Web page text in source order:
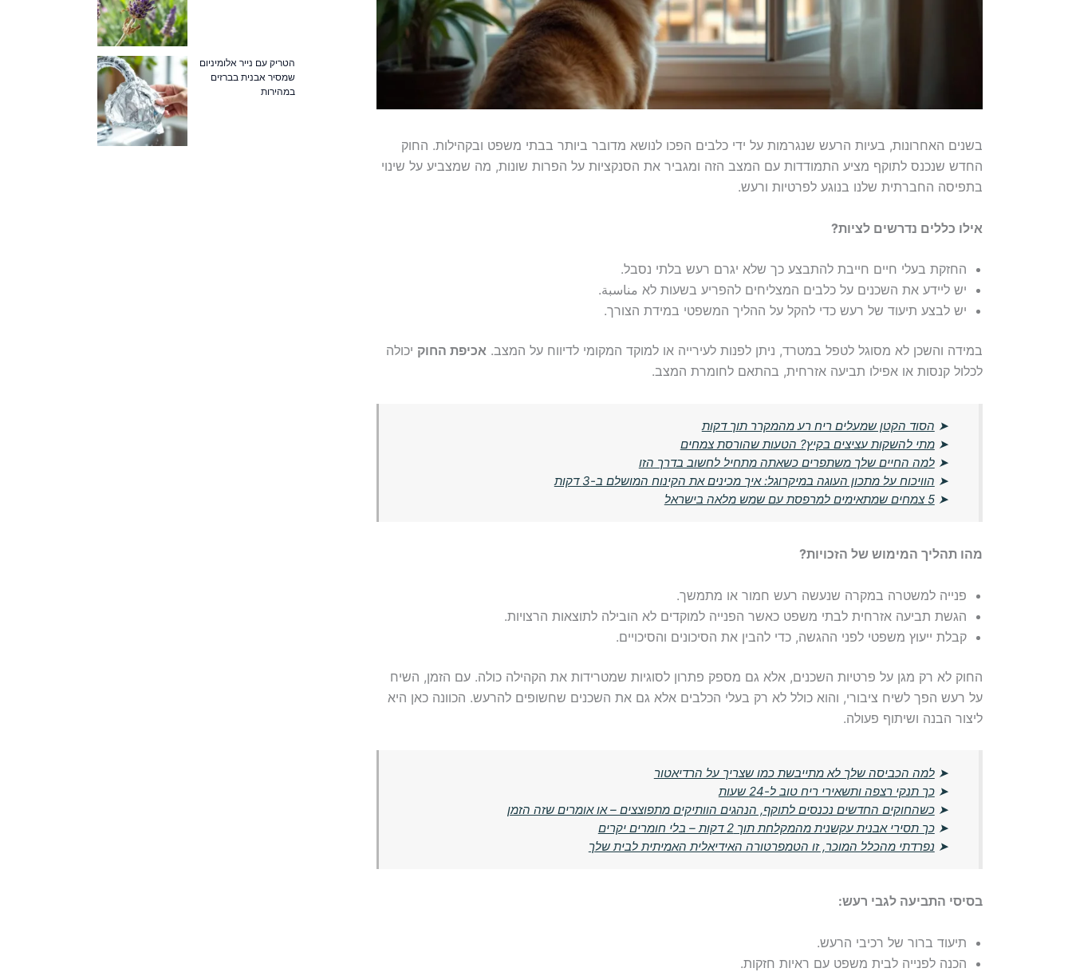
בשנים האחרונות, בעיות הרעש שנגרמות על ידי כלבים הפכו לנושא מדובר ביותר בבתי משפט ובקהילות. החוק
החדש שנכנס לתוקף מציע התמודדות עם המצב הזה ומגביר את הסנקציות על הפרות שונות, מה שמצביע על שינוי
בתפיסה החברתית שלנו בנוגע לפרטיות ורעש.
אילו כללים נדרשים לציות?
החזקת בעלי חיים חייבת להתבצע כך שלא יגרם רעש בלתי נסבל.
יש ליידע את השכנים על כלבים המצליחים להפריע בשעות לא مناسبة.
יש לבצע תיעוד של רעש כדי להקל על ההליך המשפטי במידת הצורך.
במידה והשכן לא מסוגל לטפל במטרד, ניתן לפנות לעירייה או למוקד המקומי לדיווח על המצב. אכיפת החוק יכולה
לכלול קנסות או אפילו תביעה אזרחית, בהתאם לחומרת המצב.
➤ הסוד הקטן שמעלים ריח רע מהמקרר תוך דקות
➤מתי להשקות עציצים בקיץ? הטעות שהורסת צמחים
➤למה החיים שלך משתפרים כשאתה מתחיל לחשוב בדרך הזו
➤ הוויכוח על מתכון העוגה במיקרוגל: איך מכינים את הקינוח המושלם ב-3 דקות
➤5 צמחים שמתאימים למרפסת עם שמש מלאה בישראל
מהו תהליך המימוש של הזכויות?
פנייה למשטרה במקרה שנעשה רעש חמור או מתמשך.
הגשת תביעה אזרחית לבתי משפט כאשר הפנייה למוקדים לא הובילה לתוצאות הרצויות.
קבלת ייעוץ משפטי לפני ההגשה, כדי להבין את הסיכונים והסיכויים.
החוק לא רק מגן על פרטיות השכנים, אלא גם מספק פתרון לסוגיות שמטרידות את הקהילה כולה. עם הזמן, השיח
על רעש הפך לשיח ציבורי, והוא כולל לא רק בעלי הכלבים אלא גם את השכנים שחשופים להרעש. הכוונה כאן היא
ליצור הבנה ושיתוף פעולה.
➤למה הכביסה שלך לא מתייבשת כמו שצריך על הרדיאטור
➤כך תנקי רצפה ותשאירי ריח טוב ל-24 שעות
➤כשהחוקים החדשים נכנסים לתוקף, הנהגים הוותיקים מתפוצצים – או אומרים שזה הזמן
➤כך תסירי אבנית עקשנית מהמקלחת תוך 2 דקות – בלי חומרים יקרים
➤ נפרדתי מהכלל המוכר, זו הטמפרטורה האידיאלית האמיתית לבית שלך
בסיסי התביעה לגבי רעש:
תיעוד ברור של רכיבי הרעש.
הכנה לפנייה לבית משפט עם ראיות חזקות.
הטריק עם נייר אלומיניום
שמסיר אבנית בברזים
במהירות